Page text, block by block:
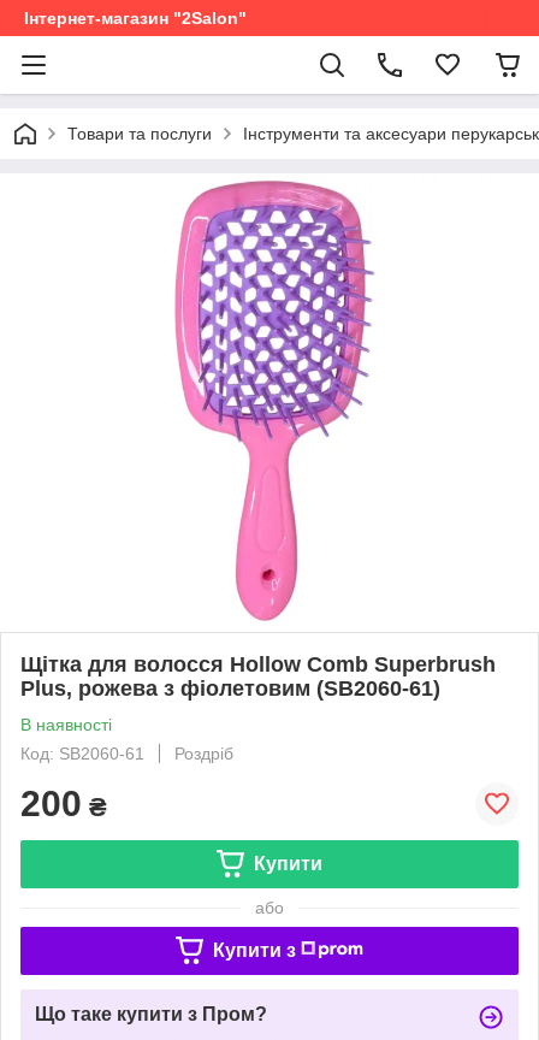
Інтернет-магазин "2Salon"
Товари та послуги Інструменти та аксесуари
Щітка для волосся Hollow Comb Superbrush
Plus, рожева з фіолетовим (SB2060-61)
В наявності
Код: SB2060-61
Роздріб
200 ₴
Купити
або
Купити з
Що таке купити з Пром?